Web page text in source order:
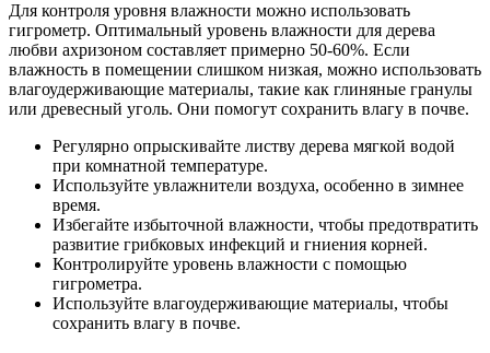
Для контроля уровня влажности можно использовать
гигрометр. Оптимальный уровень влажности для дерева
любви ахризоном составляет примерно 50-60%. Если
влажность в помещении слишком низкая, можно использовать
влагоудерживающие материалы, такие как глиняные гранулы
или древесный уголь. Они помогут сохранить влагу в почве.
Регулярно опрыскивайте листву дерева мягкой водой
при комнатной температуре.
Используйте увлажнители воздуха, особенно в зимнее
время.
Избегайте избыточной влажности, чтобы предотвратить
развитие грибковых инфекций и гниения корней.
Контролируйте уровень влажности с помощью
гигрометра.
Используйте влагоудерживающие материалы, чтобы
сохранить влагу в почве.